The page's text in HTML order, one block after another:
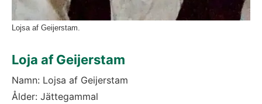
Lojsa af Geijerstam.
Loja af Geijerstam
Namn: Lojsa af Geijerstam
Ålder: Jättegammal